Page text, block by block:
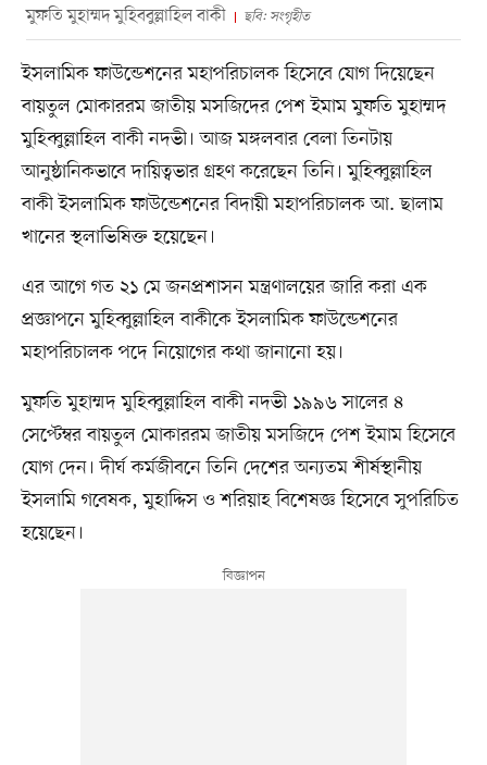
মুফতি মুহাম্মদ মুহিববুল্লাহিল বাকী ছবি: সংগৃহীত
ইসলামিক ফাউন্ডেশনের মহাপরিচালক হিসেবে যোগ দিয়েছেন
বায়তুল মোকাররম জাতীয় মসজিদের পেশ ইমাম মুফতি মুহাম্মদ
মুহিব্বুল্লাহিল বাকী নদভী। আজ মঙ্গলবার বেলা তিনটায়
আনুষ্ঠানিকভাবে দায়িত্বভার গ্রহণ করেছেন তিনি। মুহিব্বুল্লাহিল
বাকী ইসলামিক ফাউন্ডেশনের বিদায়ী মহাপরিচালক আ. ছালাম
খানের স্থলাভিষিক্ত হয়েছেন।
এর আগে গত ২১ মে জনপ্রশাসন মন্ত্রণালয়ের জারি করা এক
প্রজ্ঞাপনে মুহিব্বুল্লাহিল বাকীকে ইসলামিক ফাউন্ডেশনের
মহাপরিচালক পদে নিয়োগের কথা জানানো হয়।
মুফতি মুহাম্মদ মুহিব্বুল্লাহিল বাকী নদভী ১৯৯৬ সালের ৪
সেপ্টেম্বর বায়তুল মোকাররম জাতীয় মসজিদে পেশ ইমাম হিসেবে
যোগ দেন। দীর্ঘ কর্মজীবনে তিনি দেশের অন্যতম শীর্ষস্থানীয়
ইসলামি গবেষক, মুহাদ্দিস ও শরিয়াহ বিশেষজ্ঞ হিসেবে সুপরিচিত
হয়েছেন।